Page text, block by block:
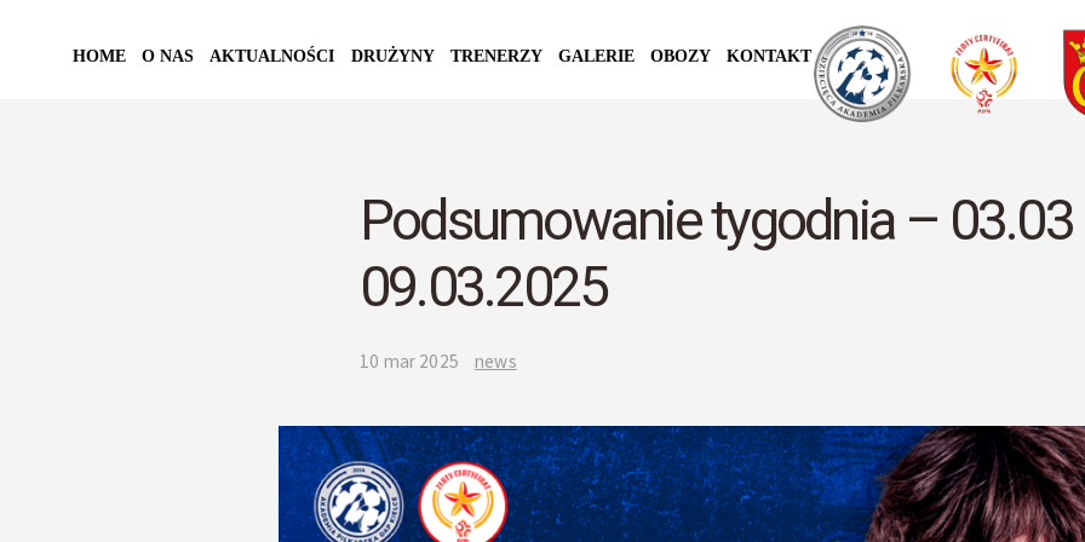
HOME O NAS AKTUALNOŚCI DRUŻYNY TRENERZY GALERIE OBOZY KONTAKT
Podsumowanie tygodnia –
09.03.2025
10 mar 2025 news